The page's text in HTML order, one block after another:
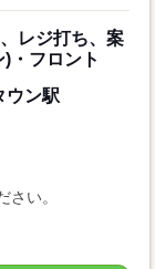
レジ打ち、案
・フロント
ウン駅
い。